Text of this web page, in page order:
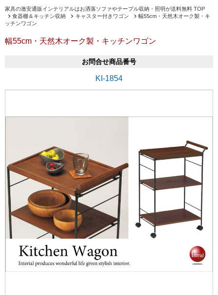
家具の激安通販インテリアルはお洒落ソファやテーブル収納・照明が送料無料 TOP
食器棚＆キッチン収納
キャスター付きワゴン
幅55cm・天然木オーク製・キ
ッチンワゴン
幅55cm・天然木オーク製・キッチンワゴン
お問合せ商品番号
KI-1854